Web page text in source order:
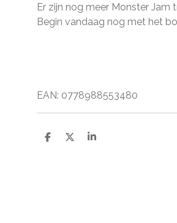
Er zijn nog meer Monster
Begin vandaag nog met het
EAN: 0778988553480
D
D
S